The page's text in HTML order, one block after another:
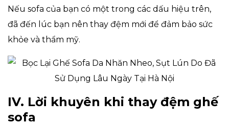
Nếu sofa của bạn có một trong các dấu hiệu trên,
đã đến lúc bạn nên thay đệm mới để đảm bảo sức
khỏe và thẩm mỹ.
IV. Lời khuyên khi thay đệm ghế
sofa